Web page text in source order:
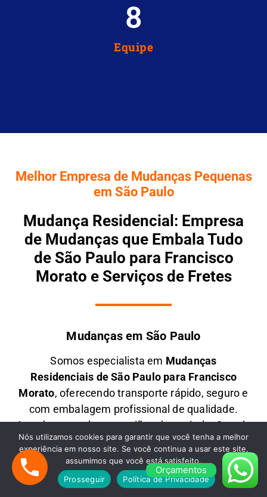
Equipe
8
Melhor Empresa de Mudanças Pequenas
em São Paulo
Mudança Residencial: Empresa
de Mudanças que Embala Tudo
de São Paulo para Francisco
Morato e Serviços de Fretes
Mudanças em São Paulo
Somos especialista em Mudanças
Residenciais de São Paulo para Francisco
Morato, oferecendo transporte rápido, seguro e
com embalagem profissional de qualidade.
Atendemos todas as regiões da capital e Grande
SP, garantindo pontualidade, cuidado extremo e
o melhor custo-benefício para mudanças de
todos os portes para qualquer Estado do Brasil.
Orçamentos
Nós utilizamos cookies para garantir que você tenha a melhor
experiência em nosso site. Se você continua a usar este site,
assumimos que você está satisfeito.
Prosseguir
Política de Privacidade